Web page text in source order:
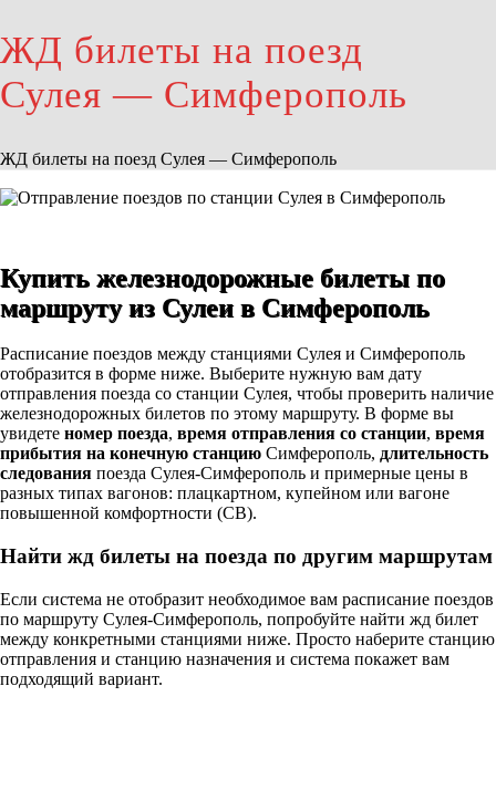
ЖД билеты на поезд
Сулея — Симферополь
ЖД билеты на поезд Сулея — Симферополь
Купить железнодорожные билеты по
маршруту из Сулеи в Симферополь
Расписание поездов между станциями Сулея и Симферополь
отобразится в форме ниже. Выберите нужную вам дату
отправления поезда со станции Сулея, чтобы проверить наличие
железнодорожных билетов по этому маршруту. В форме вы
увидете номер поезда, время отправления со станции, время
прибытия на конечную станцию Симферополь, длительность
следования поезда Сулея-Симферополь и примерные цены в
разных типах вагонов: плацкартном, купейном или вагоне
повышенной комфортности (СВ).
Найти жд билеты на поезда по другим маршрутам
Если система не отобразит необходимое вам расписание поездов
по маршруту Сулея-Симферополь, попробуйте найти жд билет
между конкретными станциями ниже. Просто наберите станцию
отправления и станцию назначения и система покажет вам
подходящий вариант.